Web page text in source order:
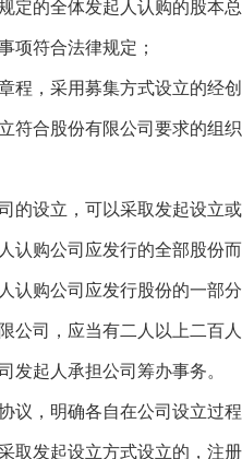
定的全体发起人认购的股本
项符合法律规定；
程，采用募集方式设立的经
符合股份有限公司要求的组
的设立，可以采取发起设立
认购公司应发行的全部股份
认购公司应发行股份的一部
公司，应当有二人以上二百
起人承担公司筹办事务。
议，明确各自在公司设立过
取发起设立方式设立的，注